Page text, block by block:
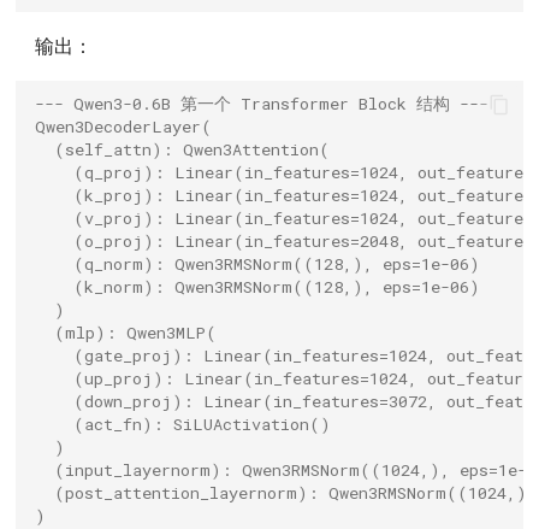
输出：
--- Qwen3-0.6B 第一个 Transformer Block 结构 ---
Qwen3DecoderLayer(
  (self_attn): Qwen3Attention(
(q_proj): Linear(in_features=1024,
(k_proj): Linear(in_features=1024,
(v_proj): Linear(in_features=1024,
(o_proj): Linear(in_features=2048,
    (q_norm): Qwen3RMSNorm((128,), eps=1e-06)
    (k_norm): Qwen3RMSNorm((128,), eps=1e-06)
  )
  (mlp): Qwen3MLP(
(gate_proj): Linear(in_features=1024,
(up_proj): Linear(in_features=1024,
(down_proj): Linear(in_features=3072,
    (act_fn): SiLUActivation()
  )
(input_layernorm): Qwen3RMSNorm((1024,), eps=1e-
(post_attention_layernorm):
)